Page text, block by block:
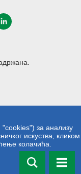
за анализу
искуства, кликом
колачића.